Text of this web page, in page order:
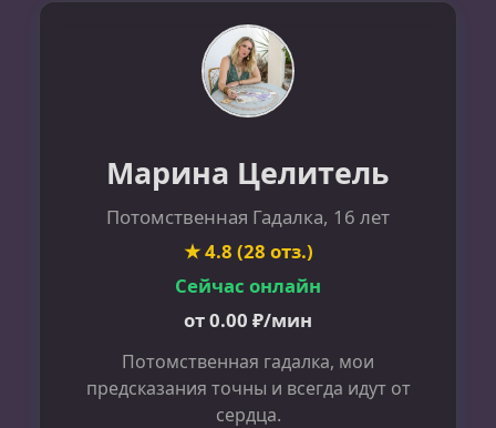
Марина Целитель
Потомственная Гадалка, 16 лет
★ 4.8 (28 отз.)
Сейчас онлайн
от 0.00 ₽/мин
Потомственная гадалка, мои
предсказания точны и всегда идут от
сердца.